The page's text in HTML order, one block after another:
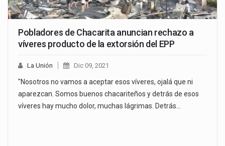
Pobladores de Chacarita anuncian rechazo a
víveres producto de la extorsión del EPP
La Unión Dic 09, 2021
"Nosotros no vamos a aceptar esos víveres, ojalá que ni
aparezcan. Somos buenos chacariteños y detrás de esos
víveres hay mucho dolor, muchas lágrimas. Detrás…